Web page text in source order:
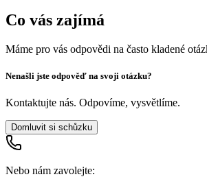
Co vás zajímá
Máme pro vás odpovědi na často kladené
Nenašli jste odpověď na svoji otázku?
Kontaktujte nás. Odpovíme, vysvětlíme.
Domluvit si schůzku
Nebo nám zavolejte: